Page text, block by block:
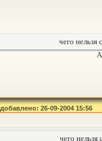
чего нельзя
А
добавлено: 26-09-2004 15:56
чего